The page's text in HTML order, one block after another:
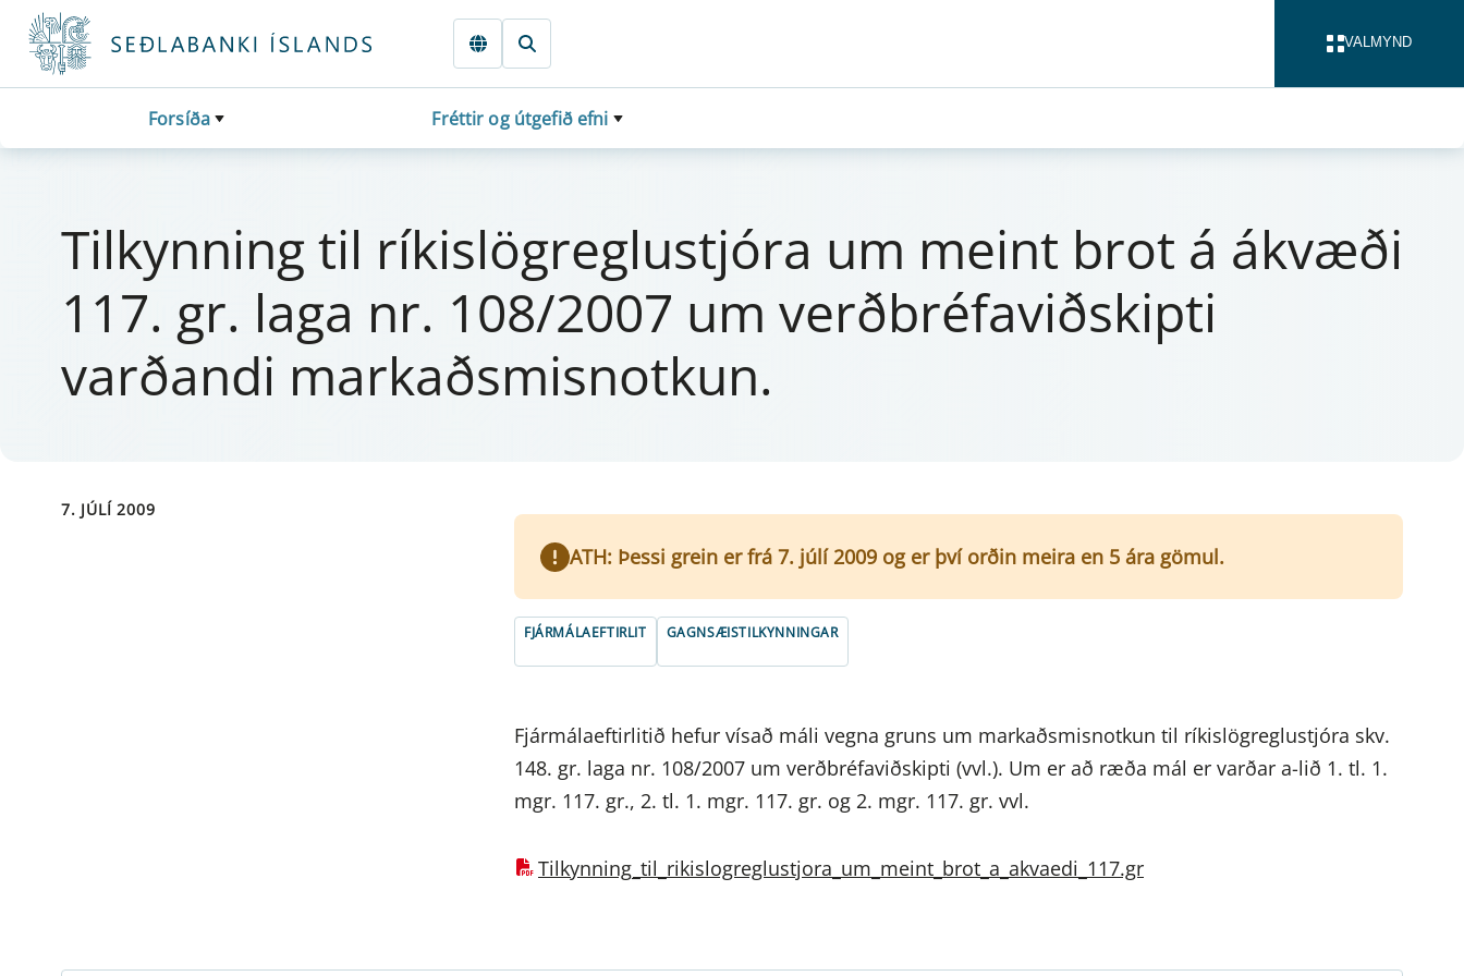
Fara beint í Meginmál
VALMYND
Forsíða Fréttir og útgefið efni
Til­kynn­ing til rí­k­is­lög­reg­lu­stjóra um meint brot á ákvæði
117. gr. laga nr. 108/2007 um verðbréfaviðskipti
varðandi markaðsmisnotk­un.
7. JÚLÍ 2009
ATH: Þessi grein er frá 7. júlí 2009 og er því orðin meira en 5 ára gömul.
FJÁRMÁLAEFTIRLIT GAGNSÆISTILKYNNINGAR
Fjármálaeftirlitið hefur vísað máli vegna gruns um markaðsmisnotkun til ríkislögreglustjóra skv.
148. gr. laga nr. 108/2007 um verðbréfaviðskipti (vvl.). Um er að ræða mál er varðar a-lið 1. tl. 1.
mgr. 117. gr., 2. tl. 1. mgr. 117. gr. og 2. mgr. 117. gr. vvl.
Tilkynning_til_rikislogreglustjora_um_meint_brot_a_akvaedi_117.gr